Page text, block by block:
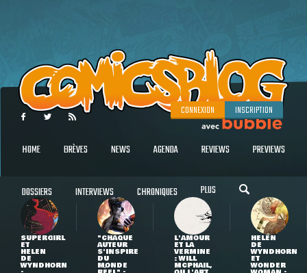
CONNEXION INSCRIPTION
HOME BRÈVES NEWS AGENDA REVIEWS PREVIEWS
DOSSIERS INTERVIEWS CHRONIQUES PLUS
SUPERGIRL
ET
HELEN
DE
WYNDHORN
"CHAQUE
AUTEUR
S'INSPIRE
DU
MONDE
L'AMOUR
ET LA
VERMINE
: WILL
MCPHAIL,
HELEN
DE
WYNDHORN
ET
WONDER